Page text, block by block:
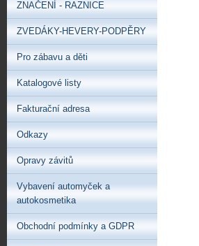
ZNAČENÍ - RAZNICE
ZVEDÁKY-HEVERY-PODPĚRY
Pro zábavu a děti
Katalogové listy
Fakturační adresa
Odkazy
Opravy závitů
Vybavení automyček a
autokosmetika
Obchodní podmínky a GDPR